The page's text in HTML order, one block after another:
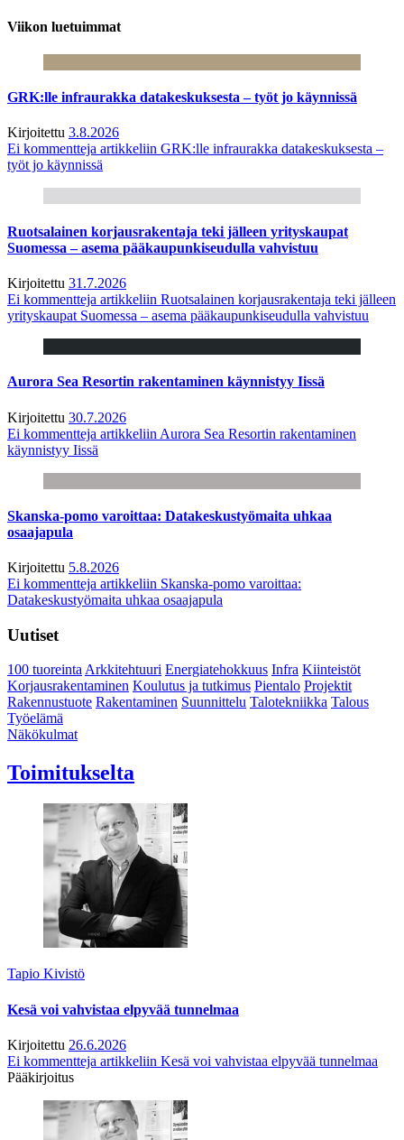
Viikon luetuimmat
GRK:lle infraurakka datakeskuksesta – työt jo käynnissä
Kirjoitettu 3.8.2026
Ei kommentteja artikkeliin GRK:lle infraurakka datakeskuksesta –
työt jo käynnissä
Ruotsalainen korjausrakentaja teki jälleen yrityskaupat
Suomessa – asema pääkaupunkiseudulla vahvistuu
Kirjoitettu 31.7.2026
Ei kommentteja artikkeliin Ruotsalainen korjausrakentaja teki jälleen
yrityskaupat Suomessa – asema pääkaupunkiseudulla vahvistuu
Aurora Sea Resortin rakentaminen käynnistyy Iissä
Kirjoitettu 30.7.2026
Ei kommentteja artikkeliin Aurora Sea Resortin rakentaminen
käynnistyy Iissä
Skanska-pomo varoittaa: Datakeskustyömaita uhkaa
osaajapula
Kirjoitettu 5.8.2026
Ei kommentteja artikkeliin Skanska-pomo varoittaa:
Datakeskustyömaita uhkaa osaajapula
Uutiset
100 tuoreintaArkkitehtuuri Energiatehokkuus Infra Kiinteistöt
Korjausrakentaminen Koulutus ja tutkimus Pientalo Projektit
Rakennustuote Rakentaminen Suunnittelu Talotekniikka Talous
Työelämä
Näkökulmat
Toimitukselta
Tapio Kivistö
Kesä voi vahvistaa elpyvää tunnelmaa
Kirjoitettu 26.6.2026
Ei kommentteja artikkeliin Kesä voi vahvistaa elpyvää tunnelmaa
Pääkirjoitus